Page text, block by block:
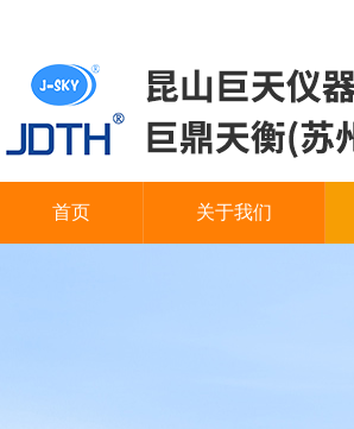
首页 关于我们